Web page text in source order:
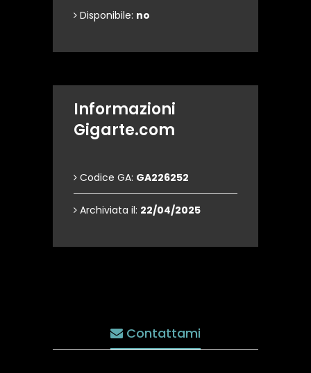
Disponibile: no
Informazioni
Gigarte.com
Codice GA: GA226252
Archiviata il: 22/04/2025
Contattami